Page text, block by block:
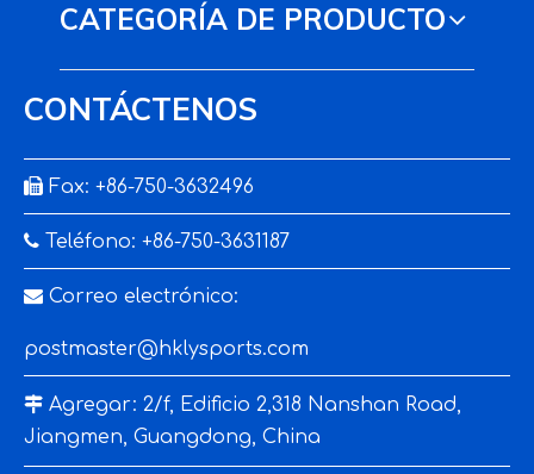
CATEGORÍA DE PRODUCTO
CONTÁCTENOS
 Fax: +86-750-3632496
 Teléfono: +86-750-3631187
 Correo electrónico:
postmaster@hklysports.com
 Agregar: 2/f, Edificio 2,318 Nanshan Road,
Jiangmen, Guangdong, China